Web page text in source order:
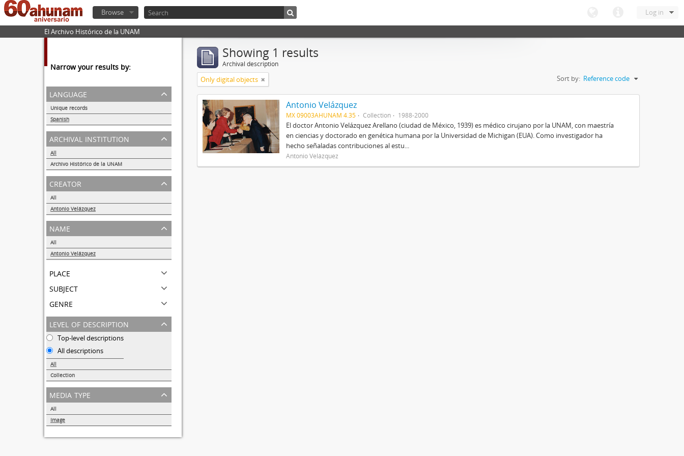
Log in
Browse
El Archivo Histórico de la UNAM
Narrow your results by:
language
Unique records
Spanish
1
archival institution
All
Archivo Histórico de la UNAM
1
creator
All
Antonio Velázquez
1
name
All
Antonio Velázquez
place
subject
genre
level of description
Top-level descriptions
All descriptions
All
Collection
1
media type
All
Image
Showing 1 results
Archival description
Only digital objects Sort by: Reference code
Antonio Velázquez
MX 09003AHUNAM 4.35 Collection 1988-2000
El doctor Antonio Velázquez Arellano (ciudad de México, 1939) es médico cirujano por la UNAM, con maestría
en ciencias y doctorado en genética humana por la Universidad de Michigan (EUA). Como investigador ha
hecho señaladas contribuciones al estu...
Antonio Velázquez